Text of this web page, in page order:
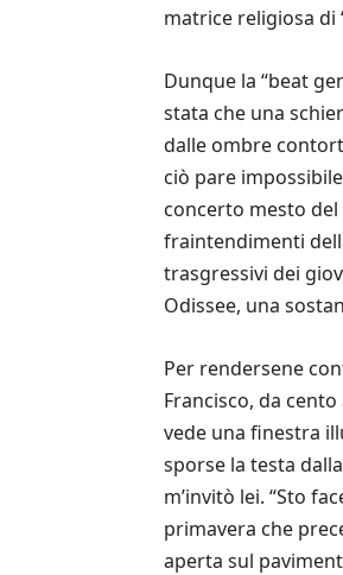
matrice religiosa di
Dunque la “beat
stata che una
dalle ombre
ciò pare
concerto mesto
fraintendimenti
trasgressivi dei
Odissee, una
Per rendersene
Francisco, da
vede una finestra
sporse la testa
m’invitò lei. “Sto
primavera che
aperta sul